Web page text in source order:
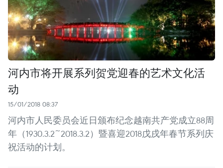
河内市将开展系列贺党迎春的艺术文化活
动
15/01/2018 08:37
河内市人民委员会近日颁布纪念越南共产党成立88周
年（1930.3.2~2018.3.2）暨喜迎2018戊戌年春节系列庆
祝活动的计划。